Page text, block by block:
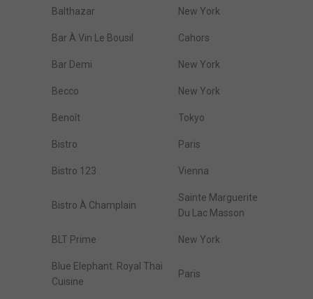
Balthazar New York
Bar À Vin Le Bousil Cahors
Bar Demi New York
Becco New York
Benoît Tokyo
Bistro Paris
Bistro 123 Vienna
Bistro À Champlain
Sainte Marguerite
Du Lac Masson
BLT Prime New York
Blue Elephant. Royal Thai
Cuisine
Paris